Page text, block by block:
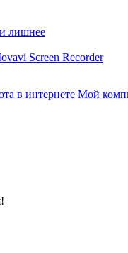
лишнее
Screen Recorder
в интернете Мой